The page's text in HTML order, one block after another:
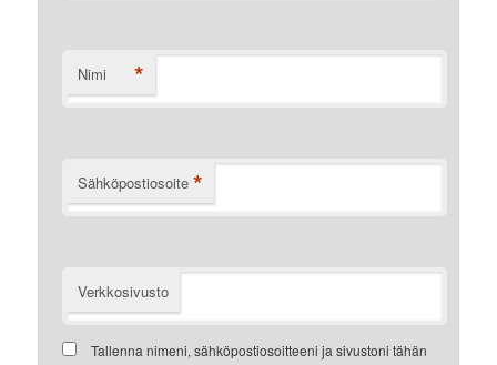
Nimi *
Sähköpostiosoite *
Verkkosivusto
Tallenna nimeni, sähköpostiosoitteeni ja sivustoni tähän